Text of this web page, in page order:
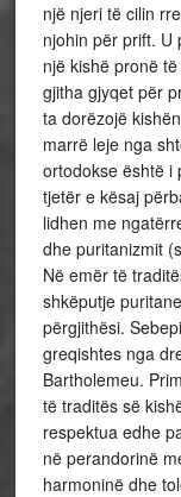
një njeri të cilin
njohin për prift. U
një kishë pronë
gjitha gjyqet për
ta dorëzojë
marrë leje nga
ortodokse është i
tjetër e kësaj
lidhen me
dhe puritanizmit
Në emër të
shkëputje
përgjithësi.
greqishtes nga
Bartholemeu.
të traditës së
respektua edhe
në perandorinë
harmoninë dhe